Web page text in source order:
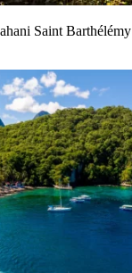
Saint Barthélémy